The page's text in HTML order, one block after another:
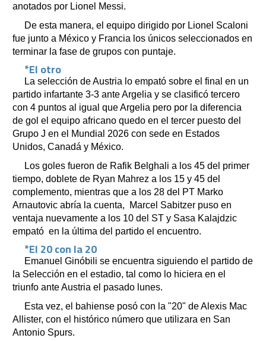
anotados por Lionel Messi.
De esta manera, el equipo dirigido por Lionel Scaloni
fue junto a México y Francia los únicos seleccionados en
terminar la fase de grupos con puntaje.
*El otro
La selección de Austria lo empató sobre el final en un
partido infartante 3-3 ante Argelia y se clasificó tercero
con 4 puntos al igual que Argelia pero por la diferencia
de gol el equipo africano quedo en el tercer puesto del
Grupo J en el Mundial 2026 con sede en Estados
Unidos, Canadá y México.
Los goles fueron de Rafik Belghali a los 45 del primer
tiempo, doblete de Ryan Mahrez a los 15 y 45 del
complemento, mientras que a los 28 del PT Marko
Arnautovic abría la cuenta, Marcel Sabitzer puso en
ventaja nuevamente a los 10 del ST y Sasa Kalajdzic
empató en la última del partido el encuentro.
*El 20 con la 20
Emanuel Ginóbili se encuentra siguiendo el partido de
la Selección en el estadio, tal como lo hiciera en el
triunfo ante Austria el pasado lunes.
Esta vez, el bahiense posó con la "20" de Alexis Mac
Allister, con el histórico número que utilizara en San
Antonio Spurs.